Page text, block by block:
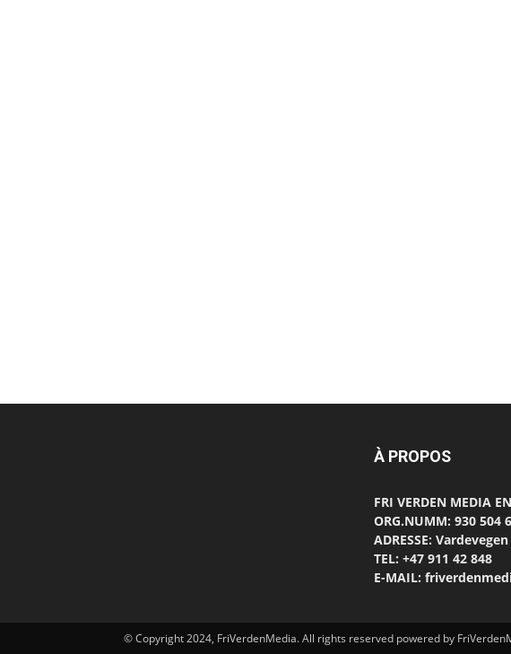
À PROPOS
FRI VERDEN MEDIA
ORG.NUMM: 930 504
ADRESSE:
TEL: +47 911 42 848
E-MAIL:
© Copyright 2024, FriVerdenMedia. All rights reserved powered by